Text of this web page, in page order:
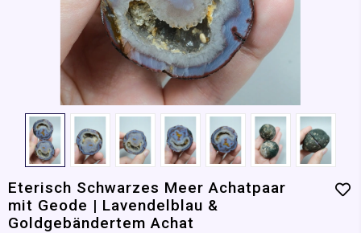
Eterisch Schwarzes Meer Achatpaar
mit Geode | Lavendelblau &
Goldgebändertem Achat